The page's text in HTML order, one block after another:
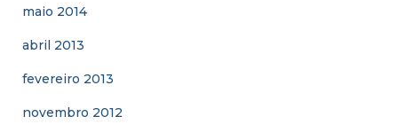
maio 2014
abril 2013
fevereiro 2013
novembro 2012